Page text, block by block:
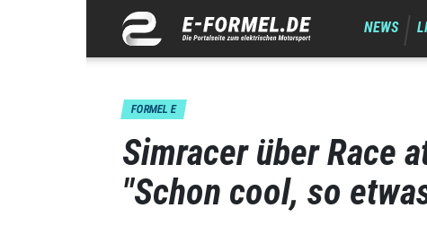
NEWS
FORMEL E
Simracer über Race
"Schon cool, so